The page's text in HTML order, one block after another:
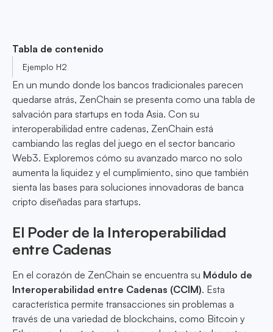
Tabla de contenido
Ejemplo H2
En un mundo donde los bancos tradicionales parecen
quedarse atrás, ZenChain se presenta como una tabla de
salvación para startups en toda Asia. Con su
interoperabilidad entre cadenas, ZenChain está
cambiando las reglas del juego en el sector bancario
Web3. Exploremos cómo su avanzado marco no solo
aumenta la liquidez y el cumplimiento, sino que también
sienta las bases para soluciones innovadoras de banca
cripto diseñadas para startups.
El Poder de la Interoperabilidad
entre Cadenas
En el corazón de ZenChain se encuentra su Módulo de
Interoperabilidad entre Cadenas (CCIM). Esta
característica permite transacciones sin problemas a
través de una variedad de blockchains, como Bitcoin y